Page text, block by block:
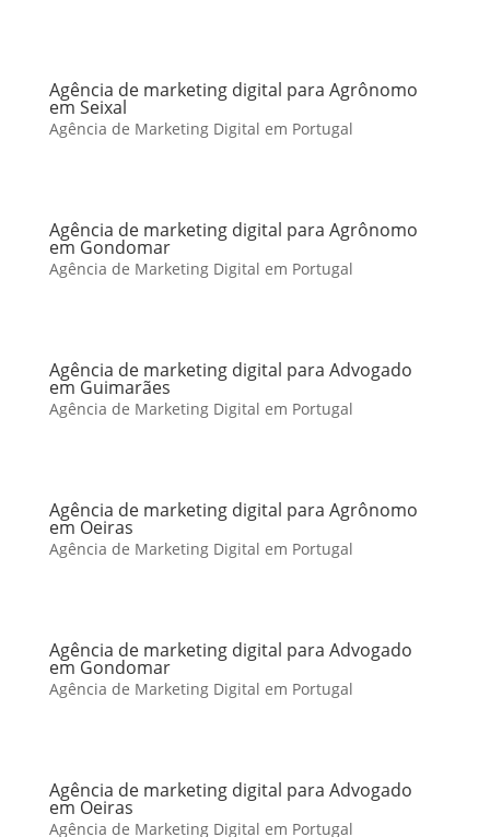
Agência de marketing digital para Agrônomo
em Seixal
Agência de Marketing Digital em Portugal
Agência de marketing digital para Agrônomo
em Gondomar
Agência de Marketing Digital em Portugal
Agência de marketing digital para Advogado
em Guimarães
Agência de Marketing Digital em Portugal
Agência de marketing digital para Agrônomo
em Oeiras
Agência de Marketing Digital em Portugal
Agência de marketing digital para Advogado
em Gondomar
Agência de Marketing Digital em Portugal
Agência de marketing digital para Advogado
em Oeiras
Agência de Marketing Digital em Portugal